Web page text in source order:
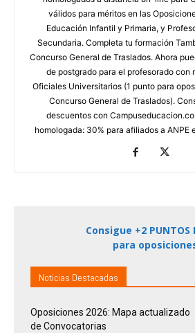
válidos para méritos en las
Educación Infantil y Primaria, y
Secundaria. Completa tu formación
Concurso General de Traslados. Ahora
de postgrado para el profesorado con
Oficiales Universitarios (1 punto para
Concurso General de Traslados).
descuentos con
homologada: 30% para afiliados a ANPE
Consigue +2 PUNTOS
para
Noticias Destacadas
Oposiciones 2026: Mapa actualizado
de Convocatorias